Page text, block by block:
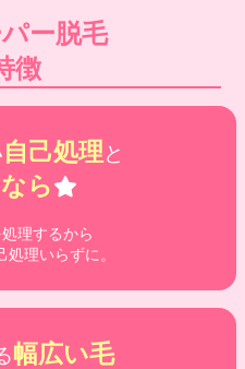
ー脱毛
徴
自己処理と
ら
理するから
理いらずに。
幅広い毛